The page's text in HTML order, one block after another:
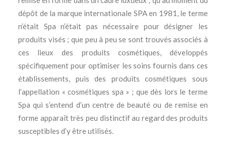
dépôt de la marque internationale SPA en 1981, le terme
n’était Spa n’était pas nécessaire pour désigner les
produits visés ; que peu à peu se sont trouvés associés à
ces lieux des produits cosmétiques, développés
spécifiquement pour optimiser les soins fournis dans ces
établissements, puis des produits cosmétiques sous
l’appellation « cosmétiques spa » ; que dès lors le terme
Spa qui s’entend d’un centre de beauté ou de remise en
forme apparaît très peu distinctif au regard des produits
susceptibles d’y être utilisés.